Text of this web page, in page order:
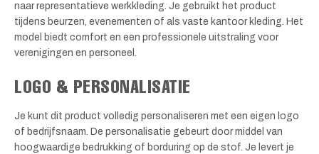
naar representatieve werkkleding. Je gebruikt het product
tijdens beurzen, evenementen of als vaste kantoor kleding. Het
model biedt comfort en een professionele uitstraling voor
verenigingen en personeel.
LOGO & PERSONALISATIE
Je kunt dit product volledig personaliseren met een eigen logo
of bedrijfsnaam. De personalisatie gebeurt door middel van
hoogwaardige bedrukking of borduring op de stof. Je levert je